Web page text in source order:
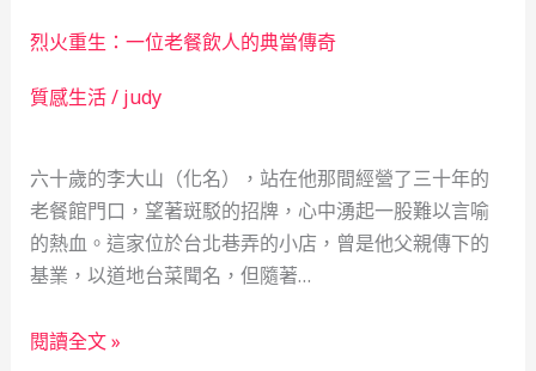
談
譎
契
約：
酒
師
與
那
神
烈火重生：一位老餐飲人的典當傳奇
質感生活/ judy
六十歲的李大山（化名），站在他那間經營了三十年的
老餐館門口，望著斑駁的招牌，心中湧起一股難以言喻
的熱血。這家位於台北巷弄的小店，曾是他父親傳下的
基業，以道地台菜聞名，但隨著…
烈
閱讀全文 »